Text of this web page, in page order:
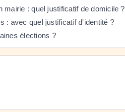
mairie : quel justificatif de domicile ?
: avec quel justificatif d'identité ?
élections ?